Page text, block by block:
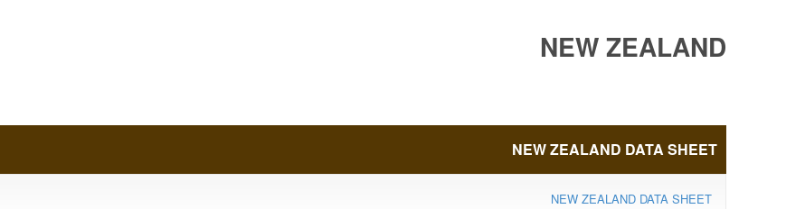
NEW ZEALAND
NEW ZEALAND DATA SHEET
NEW ZEALAND DATA SHEET